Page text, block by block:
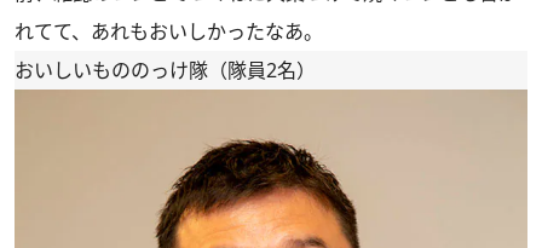
れてて、あれもおいしかったなあ。
おいしいもののっけ隊（隊員2名）